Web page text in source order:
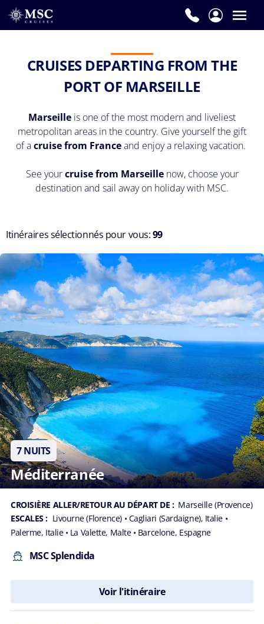
CRUISES DEPARTING FROM THE
PORT OF MARSEILLE
Marseille is one of the most modern and liveliest
metropolitan areas in the country. Give yourself the gift
of acruise from Franceand enjoy a relaxing vacation.
See yourcruise from Marseillenow, choose your
destination and sail away on holiday with MSC.
Itinéraires sélectionnés pour vous:99
7 NUITS
Méditerranée
CROISIÈRE ALLER/RETOUR AU DÉPART DE : Marseille (Provence)
ESCALES : Livourne (Florence) • Cagliari (Sardaigne), Italie •
Palerme, Italie • La Valette, Malte • Barcelone, Espagne
MSC Splendida
Voir l'itinéraire